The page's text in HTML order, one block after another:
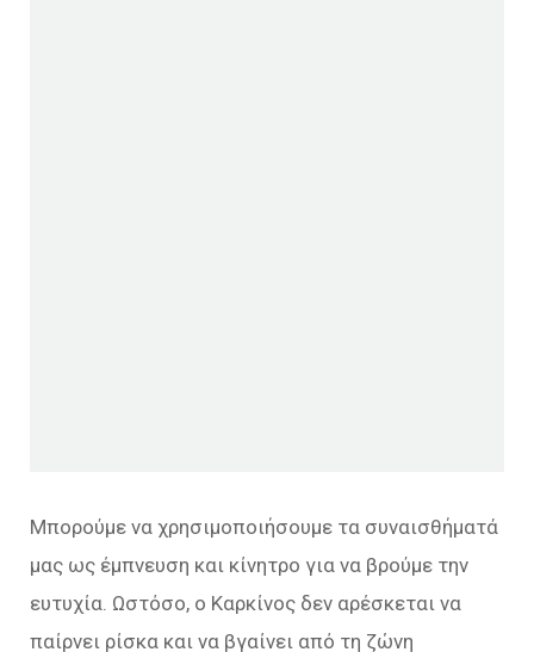
Μπορούμε να χρησιμοποιήσουμε τα συναισθήματά
μας ως έμπνευση και κίνητρο για να βρούμε την
ευτυχία. Ωστόσο, ο Καρκίνος δεν αρέσκεται να
παίρνει ρίσκα και να βγαίνει από τη ζώνη